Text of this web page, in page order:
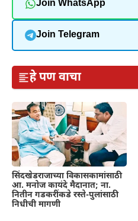
Join WhatsApp
Join Telegram
हे पण वाचा
सिंदखेडराजाच्या विकासकामांसाठी
आ. मनोज कायंदे मैदानात; ना.
नितीन गडकरींकडे रस्ते-पुलांसाठी
निधीची मागणी